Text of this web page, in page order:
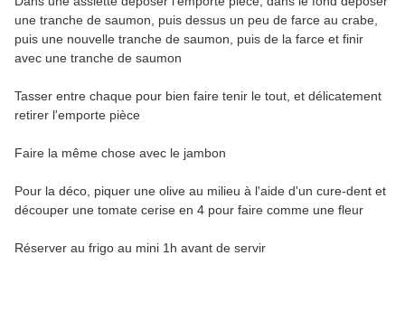
une tranche de saumon, puis dessus un peu de farce au crabe,
puis une nouvelle tranche de saumon, puis de la farce et finir
avec une tranche de saumon
Tasser entre chaque pour bien faire tenir le tout, et délicatement
retirer l'emporte pièce
Faire la même chose avec le jambon
Pour la déco, piquer une olive au milieu à l'aide d'un cure-dent et
découper une tomate cerise en 4 pour faire comme une fleur
Réserver au frigo au mini 1h avant de servir